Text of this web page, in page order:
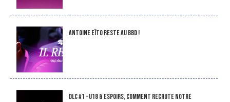
Antoine Eïto reste au BBD !
DLC #1 – U18 & Espoirs, comment recrute notre